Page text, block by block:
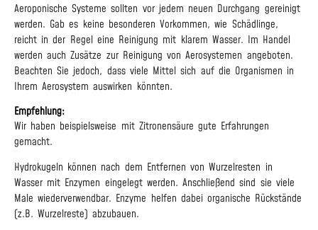
Aeroponische Systeme sollten vor jedem neuen Durchgang gereinigt
werden. Gab es keine besonderen Vorkommen, wie Schädlinge,
reicht in der Regel eine Reinigung mit klarem Wasser. Im Handel
werden auch Zusätze zur Reinigung von Aerosystemen angeboten.
Beachten Sie jedoch, dass viele Mittel sich auf die Organismen in
Ihrem Aerosystem auswirken könnten.
Empfehlung:
Wir haben beispielsweise mit Zitronensäure gute Erfahrungen
gemacht.
Hydrokugeln können nach dem Entfernen von Wurzelresten in
Wasser mit Enzymen eingelegt werden. Anschließend sind sie viele
Male wiederverwendbar. Enzyme helfen dabei organische Rückstände
(z.B. Wurzelreste) abzubauen.